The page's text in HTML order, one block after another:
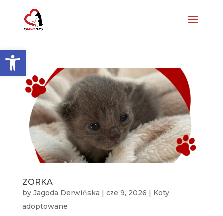
Otwórz pasek narzędzi
ZORKA
by Jagoda Derwińska cze 9, 2026
Koty
adoptowane